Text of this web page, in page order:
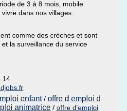
de 3 à 8 mois, mobile
dans nos villages.
comme des crèches et sont
la surveillance du service
enfant/ offre d emploi d
animatrice / offre d'emploi